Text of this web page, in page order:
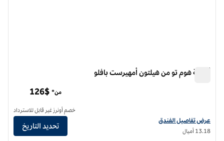
أجنحة هوم تو من هيلتون أمهيرست بافلو
عرض تفاصيل الفندق أجنحة هوم تو من هيلتون أمهرست بافلو
عرض تفاصيل الفندق
13.18 أميال
من* 126$
خصم أونرز غير قابل للاسترداد
تحديد التاريخ